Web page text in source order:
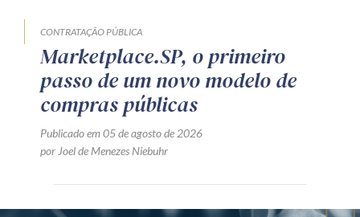
CONTRATAÇÃO PÚBLICA
Marketplace.SP, o primeiro
passo de um novo modelo de
compras públicas
Publicado em 05 de agosto de 2026
por Joel de Menezes Niebuhr